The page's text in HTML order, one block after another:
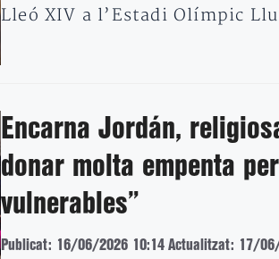
Lleó XIV a l’Estadi Olímpic
Encarna Jordán,
donar molta empenta
vulnerables”
Publicat: 16/06/2026 10:14 Actualitzat: 17/